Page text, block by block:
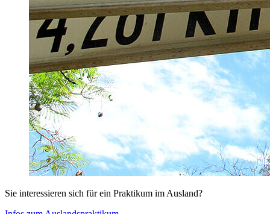
Sie interessieren sich für ein Praktikum im Ausland?